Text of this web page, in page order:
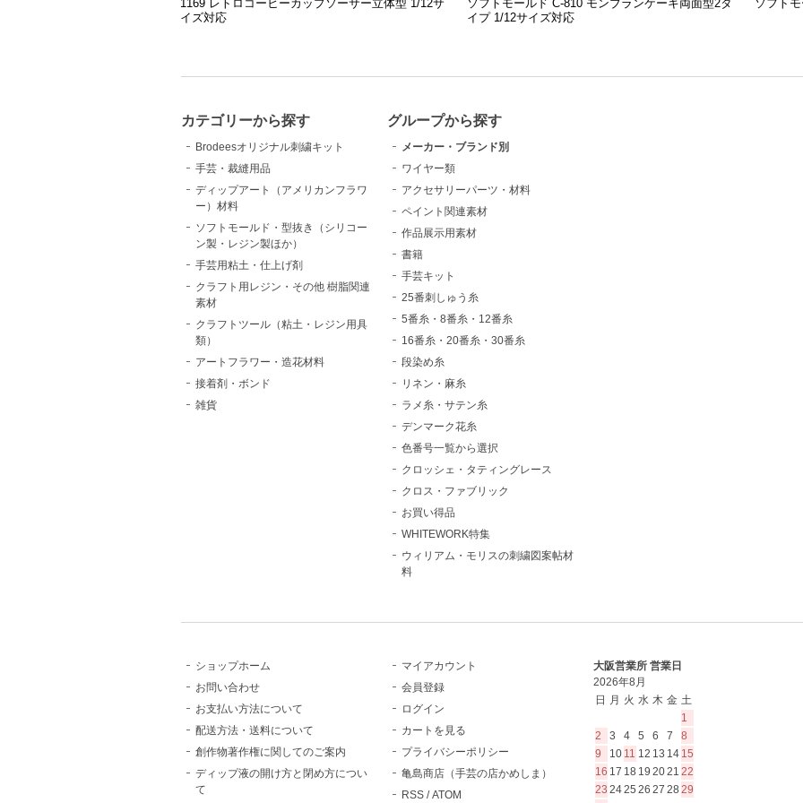
1169 レトロコーヒーカップソーサー立体型 1/12サ
イズ対応
ソフトモールド C-810 モンブランケーキ両面型2タ
イプ 1/12サイズ対応
ソフト
カテゴリーから探す
Brodeesオリジナル刺繍キット
手芸・裁縫用品
ディップアート（アメリカンフラワ
ー）材料
ソフトモールド・型抜き（シリコー
ン製・レジン製ほか）
手芸用粘土・仕上げ剤
クラフト用レジン・その他 樹脂関連
素材
クラフトツール（粘土・レジン用具
類）
アートフラワー・造花材料
接着剤・ボンド
雑貨
グループから探す
メーカー・ブランド別
ワイヤー類
アクセサリーパーツ・材料
ペイント関連素材
作品展示用素材
書籍
手芸キット
25番刺しゅう糸
5番糸・8番糸・12番糸
16番糸・20番糸・30番糸
段染め糸
リネン・麻糸
ラメ糸・サテン糸
デンマーク花糸
色番号一覧から選択
クロッシェ・タティングレース
クロス・ファブリック
お買い得品
WHITEWORK特集
ウィリアム・モリスの刺繍図案帖材
料
ショップホーム
お問い合わせ
お支払い方法について
配送方法・送料について
創作物著作権に関してのご案内
ディップ液の開け方と閉め方につい
て
マイアカウント
会員登録
ログイン
カートを見る
プライバシーポリシー
亀島商店（手芸の店かめしま）
RSS /ATOM
大阪営業所 営業日
2026年8月
日
月 火 水 木 金 土
1
2
3 4 5 6 7
8
9
10 11 12 13 14 15
16 17 18 19 2021 22
23 2425 26 27 28 29